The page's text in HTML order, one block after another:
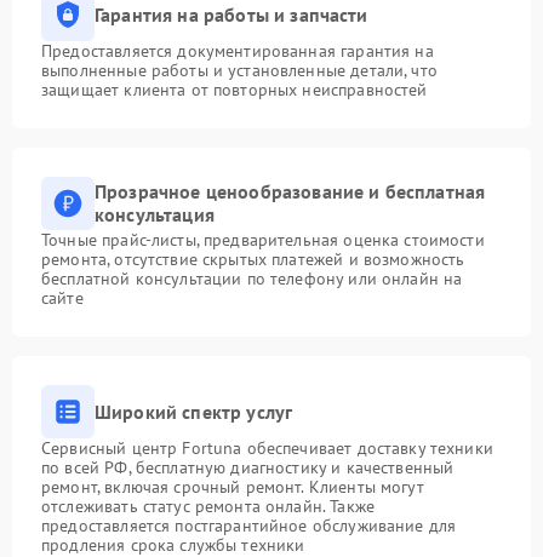
Гарантия на работы и запчасти
Предоставляется документированная гарантия на
выполненные работы и установленные детали, что
защищает клиента от повторных неисправностей
Прозрачное ценообразование и бесплатная
консультация
Точные прайс-листы, предварительная оценка стоимости
ремонта, отсутствие скрытых платежей и возможность
бесплатной консультации по телефону или онлайн на
сайте
Широкий спектр услуг
Сервисный центр Fortuna обеспечивает доставку техники
по всей РФ, бесплатную диагностику и качественный
ремонт, включая срочный ремонт. Клиенты могут
отслеживать статус ремонта онлайн. Также
предоставляется постгарантийное обслуживание для
продления срока службы техники